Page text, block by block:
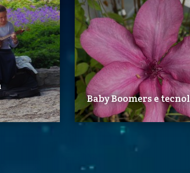
Baby Boomers e